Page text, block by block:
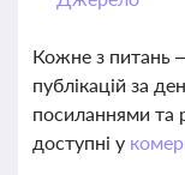
Кожне з питань
публікацій за
посиланнями та
доступні у